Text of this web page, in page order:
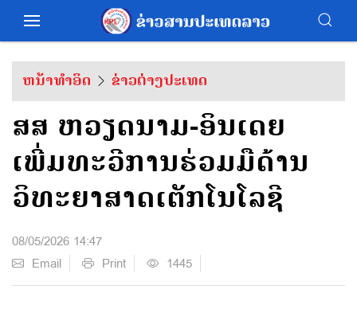
ຫນ້າທຳອິດ ຂ່າວຕ່າງປະເທດ
ສສ ຫວຽດນາມ-ອິນເດຍ
ເພີ່ມທະວີການຮ່ວມມືດ້ານ
ວິທະຍາສາດເຕັກໂນໂລຊີ
08/05/2026 14:47
Email
Print 1445